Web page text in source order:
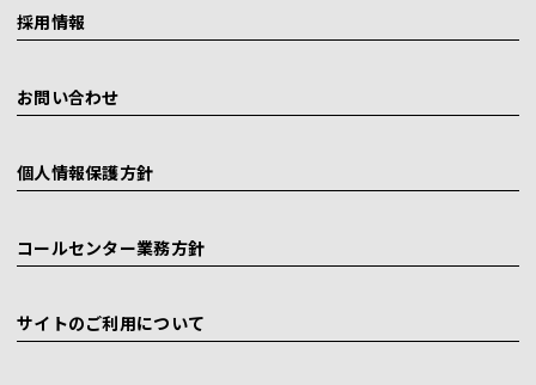
採用情報
お問い合わせ
個人情報保護方針
コールセンター業務方針
サイトのご利用について